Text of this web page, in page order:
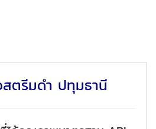
สตรีมดำ ปทุมธานี